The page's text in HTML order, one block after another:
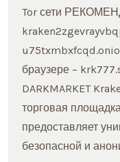
Tor сети
браузере –
DARKMARKET
торговая
предоставляет
безопасной и